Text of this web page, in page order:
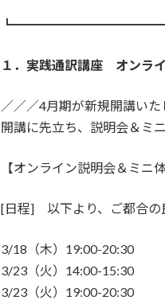
１． 実践通訳講座 オンラ
／／／4月期が新規開講いた
開講に先立ち、説明会＆ミ
【オンライン説明会＆ミニ体
[日程] 以下より、ご都合の
3/18（木）19:00-20:30
3/23（火）14:00-15:30
3/23（火）19:00-20:30